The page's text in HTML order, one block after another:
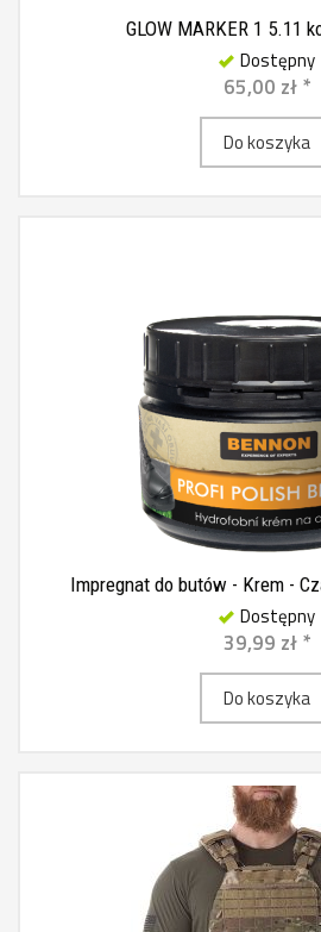
GLOW MARKER 1 5.11
Dostępny
65,00 zł *
Do koszyka
Impregnat do butów - Krem -
Dostępny
39,99 zł *
Do koszyka